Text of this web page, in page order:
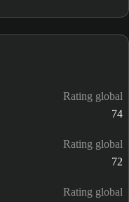
Rating global
74
Rating global
72
Rating global